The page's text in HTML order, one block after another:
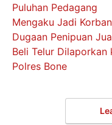
Puluhan Pedagang
Mengaku Jadi
Dugaan Penipuan
Beli Telur Dilaporkan
Polres Bone